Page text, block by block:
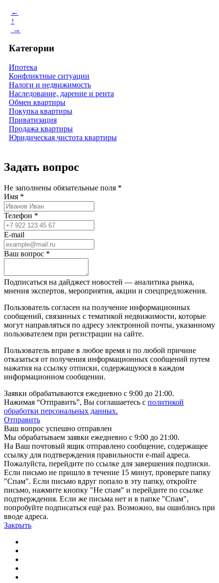
←
↑
→
Категории
Ипотека
Конфликтные ситуации
Налоги и недвижимость
Наследование, дарение и рента
Обмен квартиры
Покупка квартиры
Приватизация
Продажа квартиры
Юридическая чистота квартиры
Задать вопрос
Не заполнены обязательные поля *
Имя *
Телефон *
E-mail
Ваш вопрос *
Подписаться на дайджест новостей — аналитика рынка,
мнения экспертов, мероприятия, акции и спецпредложения.
Пользователь согласен на получение информационных
сообщений, связанных с тематикой недвижимости, которые
могут направляться по адресу электронной почты, указанному
пользователем при регистрации на сайте.
Пользователь вправе в любое время и по любой причине
отказаться от получения информационных сообщений путем
нажатия на ссылку отписки, содержащуюся в каждом
информационном сообщении.
Заявки обрабатываются ежедневно с 9:00 до 21:00.
Нажимая “Отправить”, Вы соглашаетесь с политикой
обработки персональных данных.
Отправить
Ваш вопрос успешно отправлен
Мы обрабатываем заявки ежедневно с 9:00 до 21:00.
На Ваш почтовый ящик отправлено сообщение, содержащее
ссылку для подтверждения правильности e-mail адреса.
Пожалуйста, перейдите по ссылке для завершения подписки.
Если письмо не пришло в течение 15 минут, проверьте папку
"Спам". Если письмо вдруг попало в эту папку, откройте
письмо, нажмите кнопку "Не спам" и перейдите по ссылке
подтверждения. Если же письма нет и в папке "Спам",
попробуйте подписаться ещё раз. Возможно, вы ошиблись при
вводе адреса.
Закрыть